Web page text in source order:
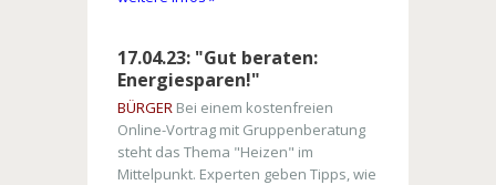
17.04.23: "Gut beraten:
Energiesparen!"
BÜRGERBei einem kostenfreien
Online-Vortrag mit Gruppenberatung
steht das Thema "Heizen" im
Mittelpunkt. Experten geben Tipps, wie